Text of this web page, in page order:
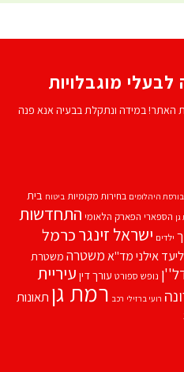
מוגבלויות
האתר! במידה ונתקלת בבעיה אנא פנה
בורסת היהלומים בחירות מקומיות ביטוח בית
הספארי הפארק הלאומי התחדשות
ילדים ישראל זינגרכרמל
ליעד אילנימד''אמשטרה משטרת
נופש ספורט עורך דין עיריית
רועי ברזילי רכב רמת גן תאונות